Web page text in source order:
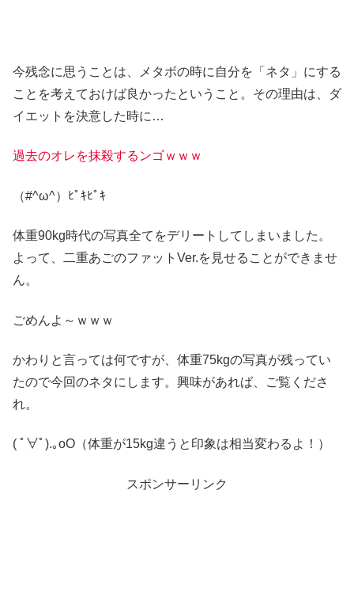
今残念に思うことは、メタボの時に自分を「ネタ」にする
ことを考えておけば良かったということ。その理由は、ダ
イエットを決意した時に…
過去のオレを抹殺するンゴｗｗｗ
（#^ω^）ﾋﾟｷﾋﾟｷ
体重90kg時代の写真全てをデリートしてしまいました。
よって、二重あごのファットVer.を見せることができませ
ん。
ごめんよ～ｗｗｗ
かわりと言っては何ですが、体重75kgの写真が残ってい
たので今回のネタにします。興味があれば、ご覧くださ
れ。
( ﾟ∀ﾟ).｡oO（体重が15kg違うと印象は相当変わるよ！）
スポンサーリンク